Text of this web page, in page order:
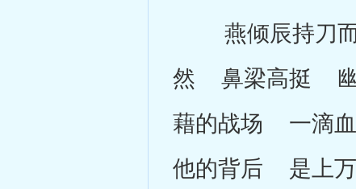
燕倾辰持刀而
然 鼻梁高挺 幽
藉的战场 一滴
他的背后 是上